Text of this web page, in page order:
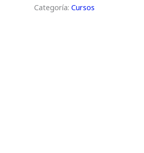
cantidad
Categoría:Cursos